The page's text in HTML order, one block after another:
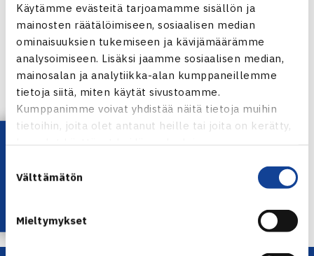
Käytämme evästeitä tarjoamamme sisällön ja
mainosten räätälöimiseen, sosiaalisen median
ominaisuuksien tukemiseen ja kävijämäärämme
analysoimiseen. Lisäksi jaamme sosiaalisen median,
mainosalan ja analytiikka-alan kumppaneillemme
tietoja siitä, miten käytät sivustoamme.
Kumppanimme voivat yhdistää näitä tietoja muihin
tietoihin, joita olet antanut heille tai joita on kerätty,
kun olet käyttänyt heidän palvelujaan.
valinta
Välttämätön
Mieltymykset
Jaa:
Seuraava uutinen: Suomen Fed Cup… →
Lataa OmaTennis!